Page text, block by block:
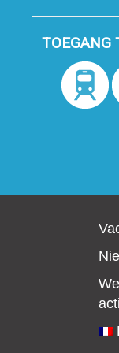
TOEGANG